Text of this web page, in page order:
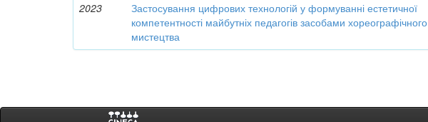
2023
Застосування цифрових технологій у формуванні естетичної
компетентності майбутніх педагогів засобами хореографічного
мистецтва